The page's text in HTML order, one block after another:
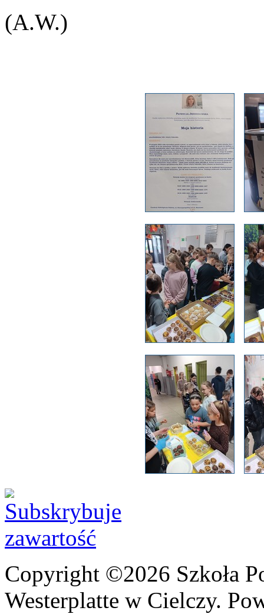
(A.W.)
Copyright ©2026 Szkoła
Westerplatte w Cielczy.